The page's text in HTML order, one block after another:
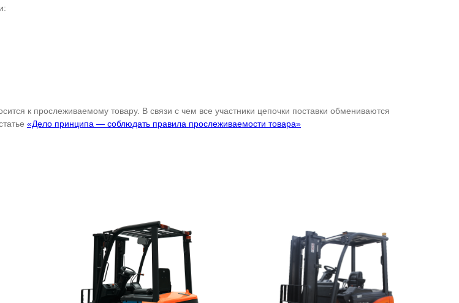
к прослеживаемому товару. В связи с чем все участники цепочки поставки обмениваются
«Дело принципа — соблюдать правила прослеживаемости товара»